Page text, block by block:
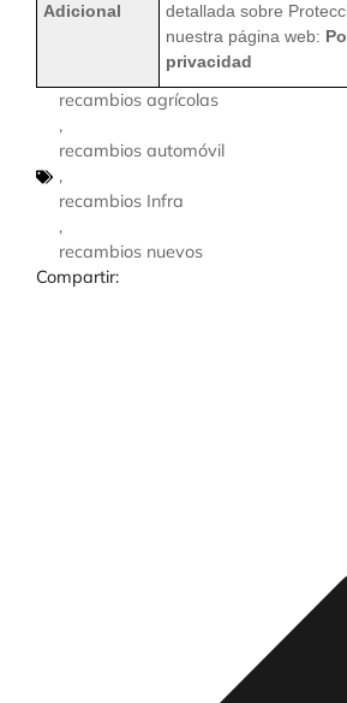
Adicional
detallada sobre
nuestra página web:
privacidad
recambios agrícolas
,
recambios automóvil
,
recambios Infra
,
recambios nuevos
Compartir: